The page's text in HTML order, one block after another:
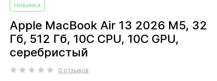
Новинка
Apple MacBook Air 13 2026 M5, 32
Гб, 512 Гб, 10C CPU, 10C GPU,
серебристый
0 отзывов